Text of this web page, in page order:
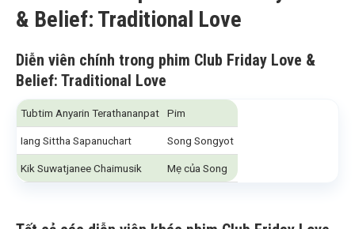
& Belief: Traditional Love
Diễn viên chính trong phim Club Friday Love &
Belief: Traditional Love
Tubtim Anyarin Terathananpat Pim
Iang Sittha Sapanuchart Song Songyot
Kik Suwatjanee Chaimusik Mẹ của Song